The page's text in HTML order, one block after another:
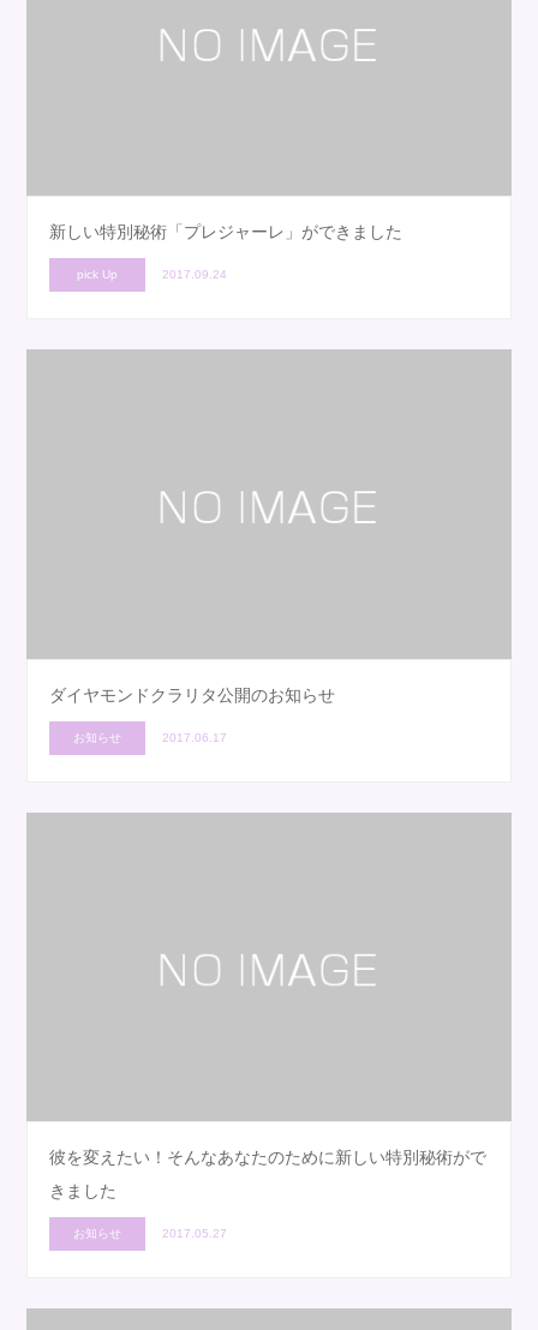
新しい特別秘術「プレジャーレ」ができました
pick Up 2017.09.24
ダイヤモンドクラリタ公開のお知らせ
お知らせ 2017.06.17
彼を変えたい！そんなあなたのために新しい特別秘術がで
きました
お知らせ 2017.05.27